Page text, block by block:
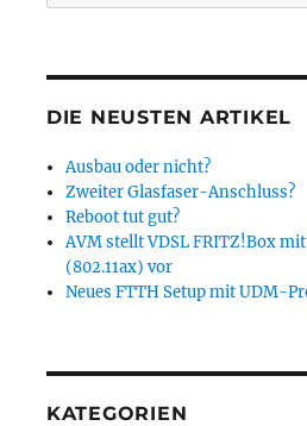
DIE NEUSTEN ARTIKEL
Ausbau oder nicht?
Zweiter Glasfaser-Anschluss?
Reboot tut gut?
AVM stellt VDSL FRITZ!Box
(802.11ax) vor
Neues FTTH Setup mit UDM-
KATEGORIEN